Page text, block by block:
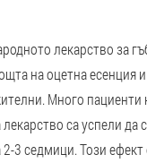
лекарство за
на оцетна есенция
Много пациенти
са успели да
2-3 седмици. Този